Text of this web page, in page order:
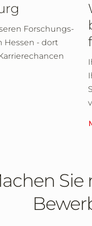
Forschungs-
Hessen - dort